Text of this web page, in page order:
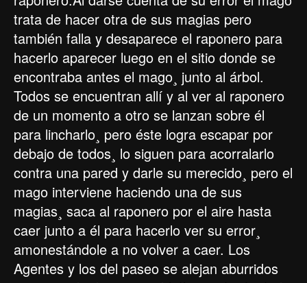
trata de hacer otra de sus magias pero
también falla y desaparece el raponero para
hacerlo aparecer luego en el sitio donde se
encontraba antes el mago¸ junto al árbol.
Todos se encuentran allí y al ver al raponero
de un momento a otro se lanzan sobre él
para lincharlo¸ pero éste logra escapar por
debajo de todos¸ lo siguen para acorralarlo
contra una pared y darle su merecido¸ pero el
mago interviene haciendo una de sus
magias¸ saca al raponero por el aire hasta
caer junto a él para hacerlo ver su error¸
amonestándole a no volver a caer. Los
Agentes y los del paseo se alejan aburridos